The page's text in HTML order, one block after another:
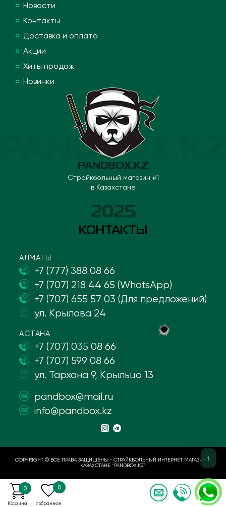
Корзина
0
Избранное
0
Новости
Контакты
Доставка и оплата
Акции
Хиты продаж
Новинки
PANDBOX.KZ
Страйкбольный магазин #1
в Казахстане
2025
КОНТАКТЫ
АЛМАТЫ
+7 (777) 388 08 66
+7 (707) 218 44 65 (WhatsApp)
+7 (707) 655 57 03 (Для предложений)
ул. Крылова 24
АСТАНА
+7 (707) 035 08 66
+7 (707) 599 08 66
ул. Тархана 9, Крыльцо 13
pandbox@mail.ru
info@pandbox.kz
COPYRIGHT © ВСЕ ПРАВА ЗАЩИЩЕНЫ - СТРАЙКБОЛЬНЫЙ ИНТЕРНЕТ МАГАЗИН В
КАЗАХСТАНЕ “PANDBOX.KZ”